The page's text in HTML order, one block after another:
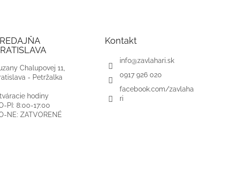
Chalupovej 11,
- Petržalka
hodiny
PI: 8:00-17:00
NE: ZATVORENÉ
Kontakt
info@zavlahari.sk
0917 926 020
facebook.com/zavlaha
ri